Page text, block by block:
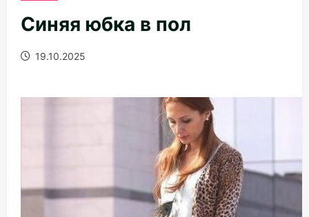
Синяя юбка в пол
19.10.2025